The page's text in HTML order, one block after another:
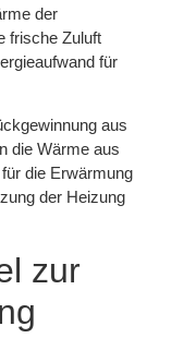
der
frische Zuluft
für
aus
die Wärme aus
die Erwärmung
der Heizung
zur